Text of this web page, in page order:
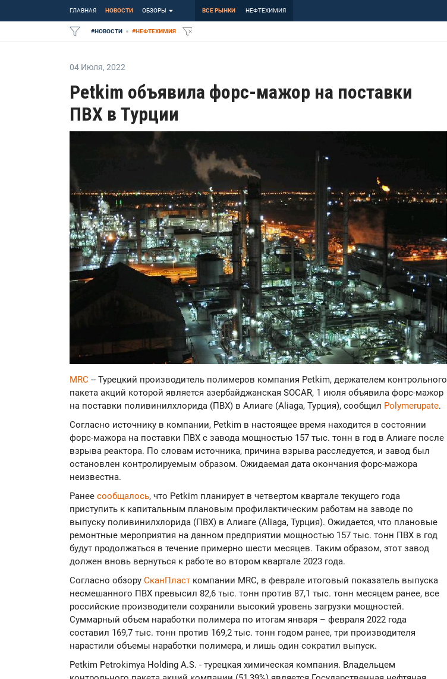
ГЛАВНАЯ НОВОСТИ ОБЗОРЫ ВСЕ РЫНКИ НЕФТЕХИМИЯ
#НОВОСТИ #НЕФТЕХИМИЯ
04 Июля, 2022
Petkim объявила форс-мажор на поставки
ПВХ в Турции
MRC -- Турецкий производитель полимеров компания Petkim, держателем контрольного
пакета акций которой является азербайджанская SOCAR, 1 июля объявила форс-мажор
на поставки поливинилхлорида (ПВХ) в Алиаге (Aliaga, Турция), сообщил Polymerupate.
Согласно источнику в компании, Petkim в настоящее время находится в состоянии
форс-мажора на поставки ПВХ с завода мощностью 157 тыс. тонн в год в Алиаге после
взрыва реактора. По словам источника, причина взрыва расследуется, и завод был
остановлен контролируемым образом. Ожидаемая дата окончания форс-мажора
неизвестна.
Ранее сообщалось, что Petkim планирует в четвертом квартале текущего года
приступить к капитальным плановым профилактическим работам на заводе по
выпуску поливинилхлорида (ПВХ) в Алиаге (Aliaga, Турция). Ожидается, что плановые
ремонтные мероприятия на данном предприятии мощностью 157 тыс. тонн ПВХ в год
будут продолжаться в течение примерно шести месяцев. Таким образом, этот завод
должен вновь вернуться к работе во втором квартале 2023 года.
Согласно обзору СканПласт компании MRC, в феврале итоговый показатель выпуска
несмешанного ПВХ превысил 82,6 тыс. тонн против 87,1 тыс. тонн месяцем ранее, все
российские производители сохранили высокий уровень загрузки мощностей.
Суммарный объем наработки полимера по итогам января – февраля 2022 года
составил 169,7 тыс. тонн против 169,2 тыс. тонн годом ранее, три производителя
нарастили объемы наработки полимера, и лишь один сократил выпуск.
Petkim Petrokimya Holding A.S. - турецкая химическая компания. Владельцем